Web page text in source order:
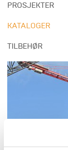
PROSJEKTER
KATALOGER
TILBEHØR